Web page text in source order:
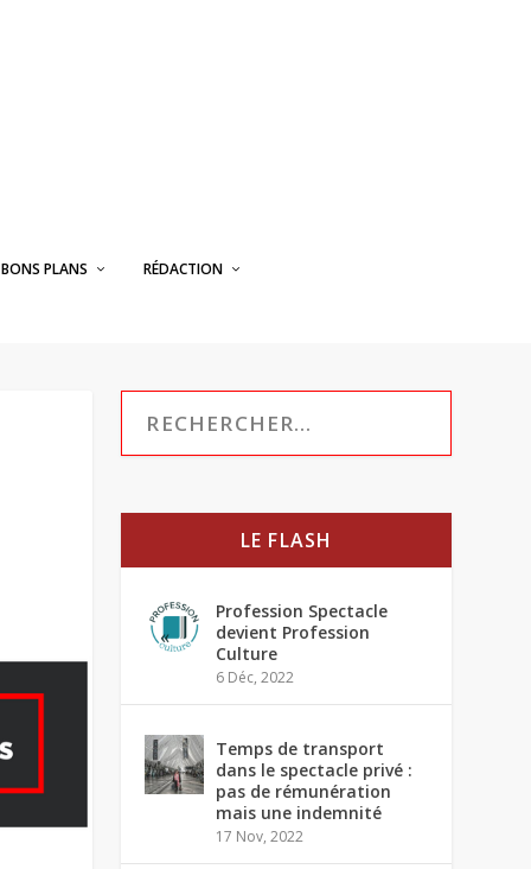
BONS PLANS RÉDACTION
LE FLASH
Profession Spectacle
devient Profession
Culture
6 Déc, 2022
Temps de transport
dans le spectacle privé :
pas de rémunération
mais une indemnité
17 Nov, 2022